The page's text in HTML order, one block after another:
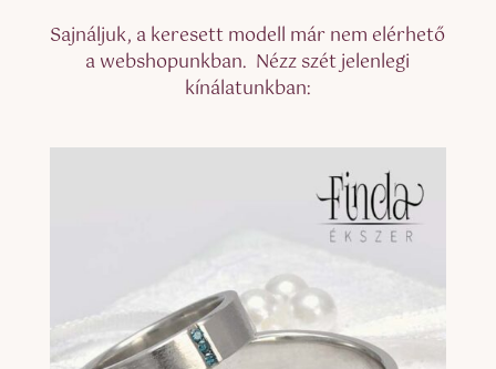
Sajnáljuk, a keresett modell már nem elérhető
a webshopunkban. Nézz szét jelenlegi
kínálatunkban: